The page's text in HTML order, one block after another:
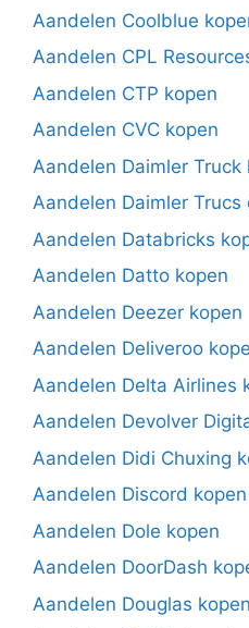
Aandelen Coolblue
Aandelen CPL
Aandelen CTP kopen
Aandelen CVC kopen
Aandelen Daimler Truck
Aandelen Daimler Trucs
Aandelen Databricks
Aandelen Datto kopen
Aandelen Deezer kopen
Aandelen Deliveroo
Aandelen Delta Airlines
Aandelen Devolver
Aandelen Didi Chuxing
Aandelen Discord kopen
Aandelen Dole kopen
Aandelen DoorDash
Aandelen Douglas kopen